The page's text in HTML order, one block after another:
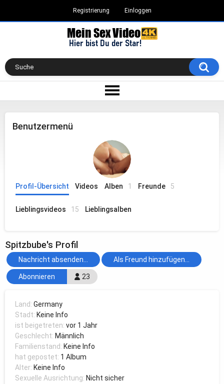
Registrierung Einloggen
Benutzermenü
Profil-Übersicht Videos Alben 1 Freunde 5
Lieblingsvideos 15 Lieblingsalben
Spitzbube's Profil
23
Abonnieren
Nachricht absenden... Als Freund hinzufügen...
Land:Germany
Stadt: Keine Info
ist beigetreten:vor 1 Jahr
Geschlecht: Männlich
Familienstand: Keine Info
hat gepostet: 1 Album
Alter: Keine Info
Sexuelle Ausrichtung: Nicht sicher